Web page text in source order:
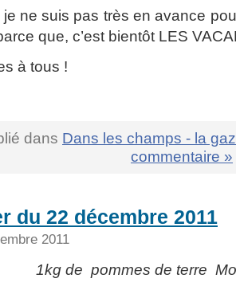
je ne suis pas très en avance
que, c’est bientôt LES
à tous !
dans Dans les champs - la
commentaire »
du 22 décembre 2011
2011
1kg de pommes de terre